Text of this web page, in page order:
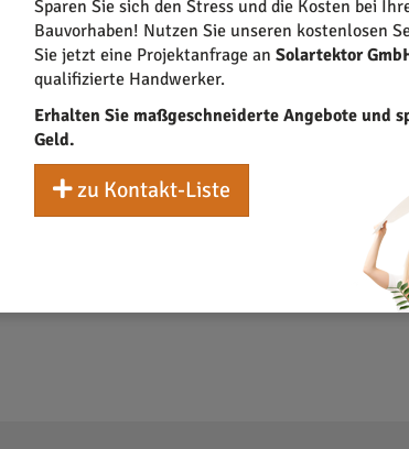
Sparen Sie sich den Stress und die Kosten bei
Bauvorhaben! Nutzen Sie unseren kostenlosen
Sie jetzt eine Projektanfrage an Solartektor
qualifizierte Handwerker.
Erhalten Sie maßgeschneiderte Angebote und
Geld.
zu Kontakt-Liste